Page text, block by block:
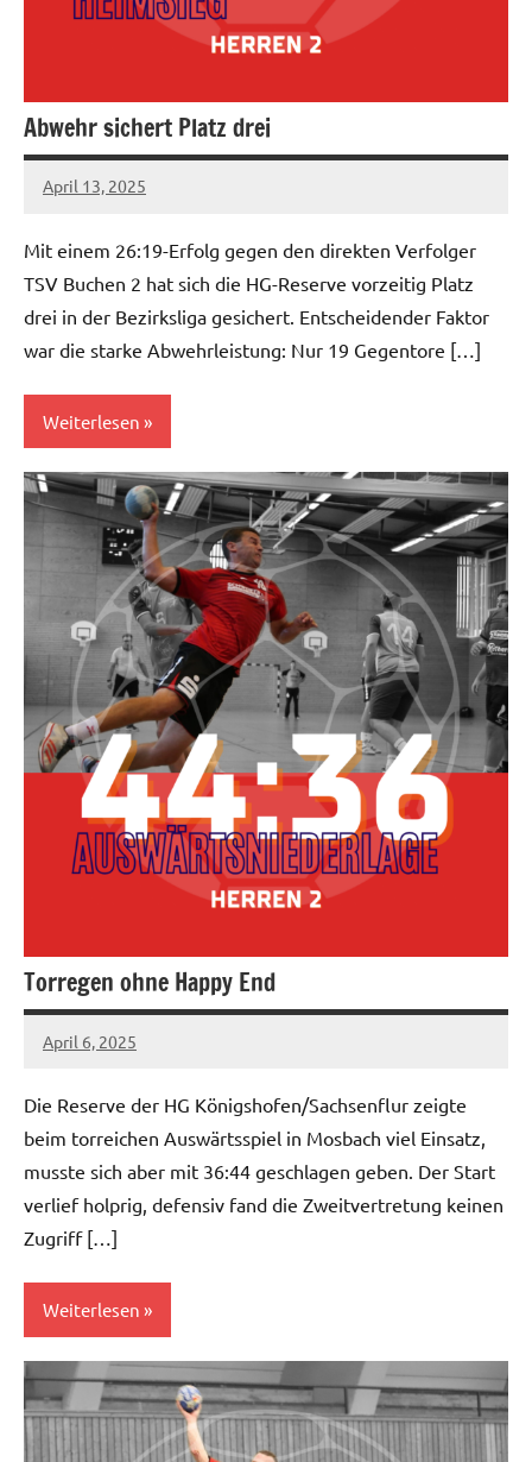
Abwehr sichert Platz drei
April 13, 2025
hgadmin
Mit einem 26:19-Erfolg gegen den direkten Verfolger
TSV Buchen 2 hat sich die HG-Reserve vorzeitig Platz
drei in der Bezirksliga gesichert. Entscheidender Faktor
war die starke Abwehrleistung: Nur 19 Gegentore […]
Weiterlesen
Herren
II
Torregen ohne Happy End
April 6, 2025
hgadmin
Die Reserve der HG Königshofen/Sachsenflur zeigte
beim torreichen Auswärtsspiel in Mosbach viel Einsatz,
musste sich aber mit 36:44 geschlagen geben. Der Start
verlief holprig, defensiv fand die Zweitvertretung keinen
Zugriff […]
Weiterlesen
Herren
II